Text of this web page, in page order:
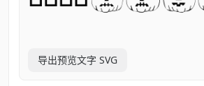
导出预览文字 SVG